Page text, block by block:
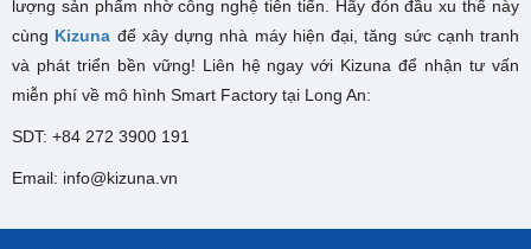
lượng sản phẩm nhờ công nghệ tiên tiến. Hãy đón đầu xu thế này
cùng Kizuna để xây dựng nhà máy hiện đại, tăng sức cạnh tranh
và phát triển bền vững! Liên hệ ngay với Kizuna để nhận tư vấn
miễn phí về mô hình Smart Factory tại Long An:
SDT: +84 272 3900 191
Email: info@kizuna.vn